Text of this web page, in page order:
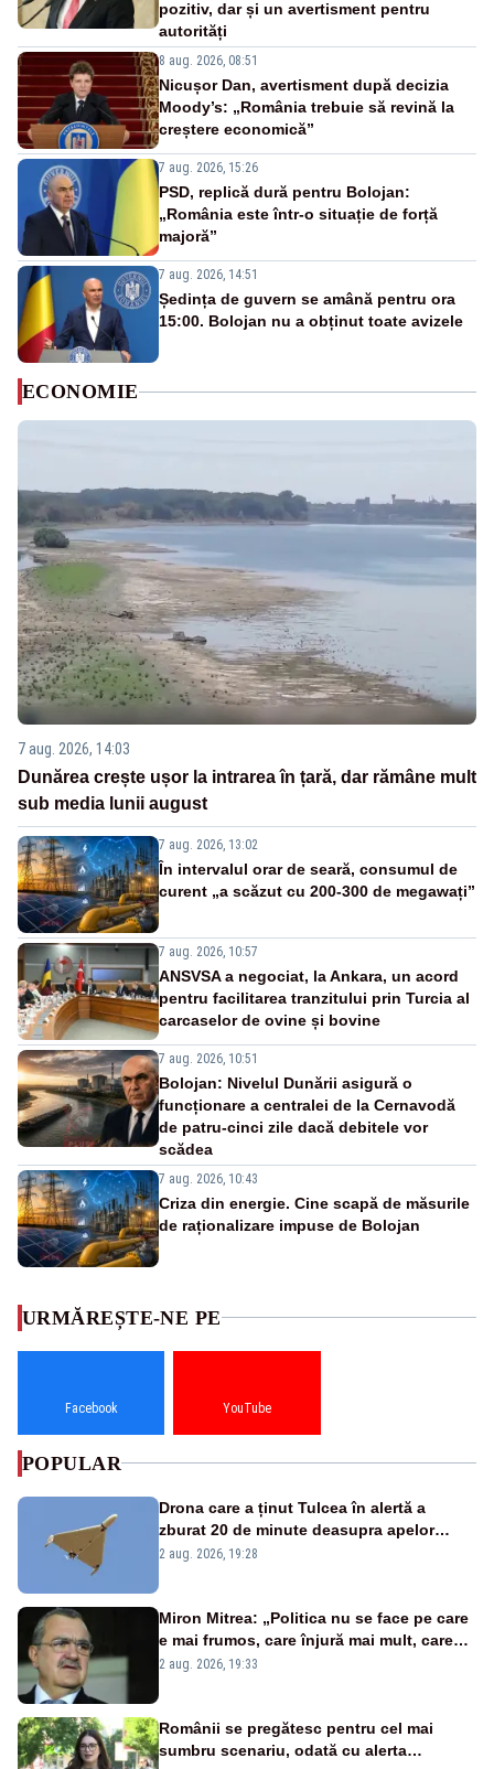
pozitiv, dar și un avertisment pentru
autorități
8 aug. 2026, 08:51
Nicușor Dan, avertisment după decizia
Moody’s: „România trebuie să revină la
creștere economică”
7 aug. 2026, 15:26
PSD, replică dură pentru Bolojan:
„România este într-o situație de forță
majoră”
7 aug. 2026, 14:51
Ședința de guvern se amână pentru ora
15:00. Bolojan nu a obținut toate avizele
ECONOMIE
7 aug. 2026, 14:03
Dunărea crește ușor la intrarea în țară, dar rămâne mult
sub media lunii august
7 aug. 2026, 13:02
În intervalul orar de seară, consumul de
curent „a scăzut cu 200-300 de megawați”
7 aug. 2026, 10:57
ANSVSA a negociat, la Ankara, un acord
pentru facilitarea tranzitului prin Turcia al
carcaselor de ovine și bovine
7 aug. 2026, 10:51
Bolojan: Nivelul Dunării asigură o
funcționare a centralei de la Cernavodă
de patru-cinci zile dacă debitele vor
scădea
7 aug. 2026, 10:43
Criza din energie. Cine scapă de măsurile
de raționalizare impuse de Bolojan
URMĂREȘTE-NE PE
Facebook YouTube
POPULAR
Drona care a ținut Tulcea în alertă a
zburat 20 de minute deasupra apelor
României. Au fost ridicate două F-16
2 aug. 2026, 19:28
Miron Mitrea: „Politica nu se face pe care
e mai frumos, care înjură mai mult, care
țipă mai tare, ci pe proiecte”
2 aug. 2026, 19:33
Românii se pregătesc pentru cel mai
sumbru scenariu, odată cu alerta